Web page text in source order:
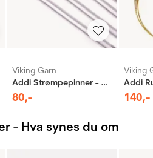
Viking Garn
Addi Strømpepinner - Aluminium
80,-
Viking
140,-
- Hva synes du om